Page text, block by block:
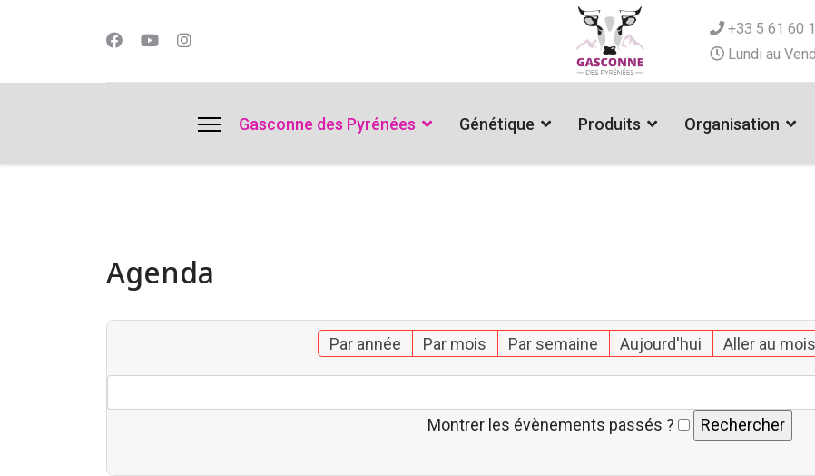
+33 5 61 60
Lundi au
Gasconne des Pyrénées Génétique Produits Organisation
Agenda
Par année Par mois Par semaine Aujourd'hui Aller au mois
Montrer les évènements passés ?